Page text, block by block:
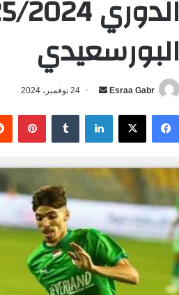
البورسعيدي
Esraa Gabr
س
ر
د
إ
ل
ك
24 نوفمبر، 2024
فيسبوك ‫X لينكدإن بينتيريست